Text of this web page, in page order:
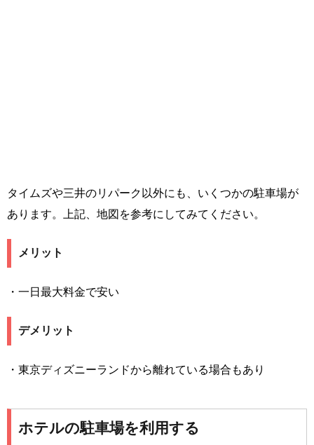
タイムズや三井のリパーク以外にも、いくつかの駐車場が
あります。上記、地図を参考にしてみてください。
メリット
・一日最大料金で安い
デメリット
・東京ディズニーランドから離れている場合もあり
ホテルの駐車場を利用する